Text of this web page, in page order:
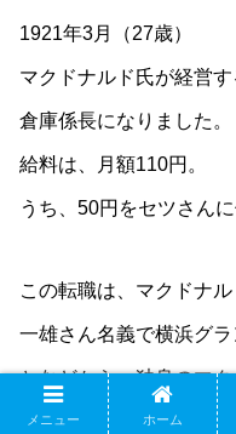
1921年3月（27歳）
マクドナルド氏が経営
倉庫係長になりました。
給料は、月額110円。
うち、50円をセツさん
この転職は、マクドナル
一雄さん名義で横浜グ
となどから、独身のマ
して考えていたと思われ
メニュー ホーム